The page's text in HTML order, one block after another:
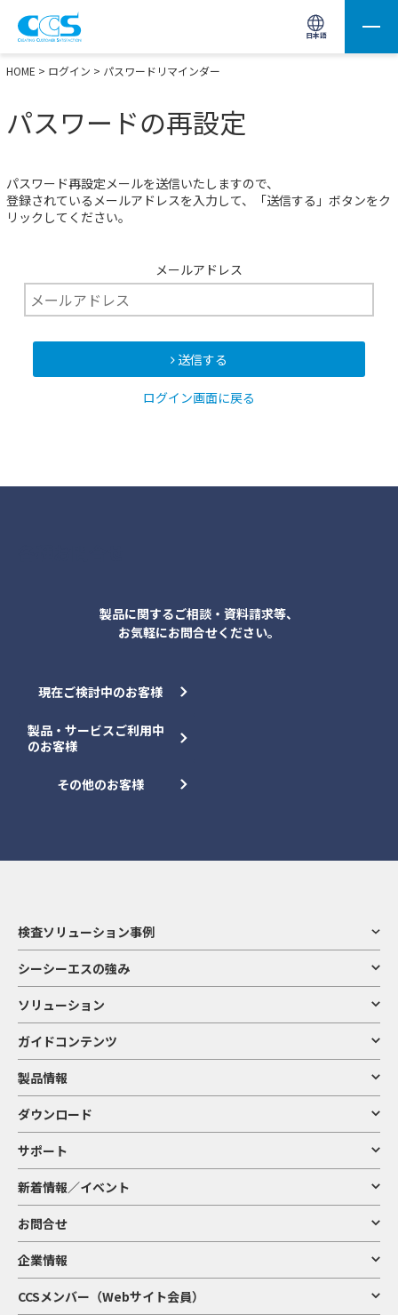
日本語
画像処理用の製品検索 サイト内検索(Enterで実行)
HOME > ログイン > パスワードリマインダー
パスワードの再設定
パスワード再設定メールを送信いたしますので、
登録されているメールアドレスを入力して、「送信する」ボタンをク
リックしてください。
メールアドレス
送信する
ログイン画面に戻る
製品に関するご相談・資料請求等、
お気軽にお問合せください。
現在ご検討中のお客様
製品・サービスご利用中
のお客様
その他のお客様
検査ソリューション事例
シーシーエスの強み
ソリューション
ガイドコンテンツ
製品情報
ダウンロード
サポート
新着情報／イベント
お問合せ
企業情報
CCSメンバー（Webサイト会員）